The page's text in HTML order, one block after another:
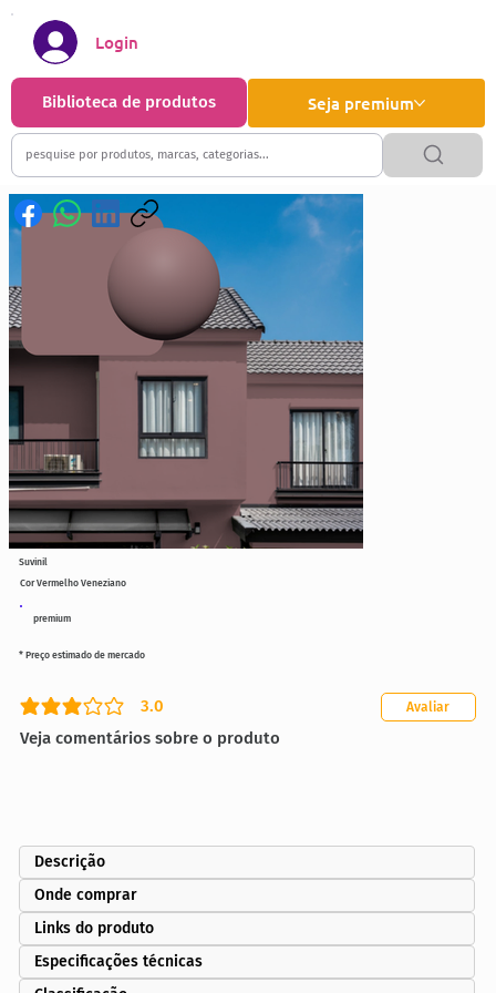
Seja premium
Biblioteca de produtos
Login
premium
Cor Vermelho Veneziano
3.0
classificação média é 3 de 5
Veja comentários sobre o produto
Avaliar
* Preço estimado de mercado
Suvinil
Descrição
Onde comprar
Links do produto
Especificações técnicas